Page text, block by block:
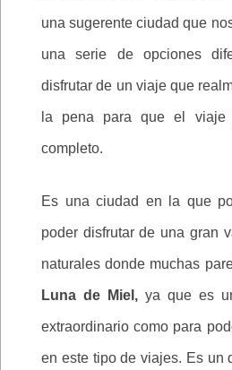
una sugerente ciudad que
una serie de opciones
disfrutar de un viaje que
la pena para que el
completo.
Es una ciudad en la que
poder disfrutar de una gran
naturales donde muchas
Luna de Miel, ya que es
extraordinario como para
en este tipo de viajes. Es un